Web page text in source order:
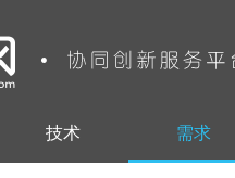
技术 需求